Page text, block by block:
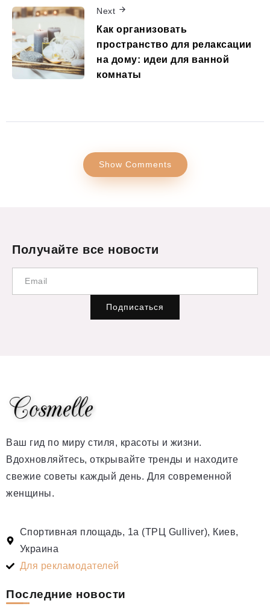
Next
Как организовать
пространство для релаксации
на дому: идеи для ванной
комнаты
Show Comments
Получайте все новости
Подписаться
Ваш гид по миру стиля, красоты и жизни.
Вдохновляйтесь, открывайте тренды и находите
свежие советы каждый день. Для современной
женщины.
Спортивная площадь, 1а (ТРЦ Gulliver), Киев,
Украина
Для рекламодателей
Последние новости